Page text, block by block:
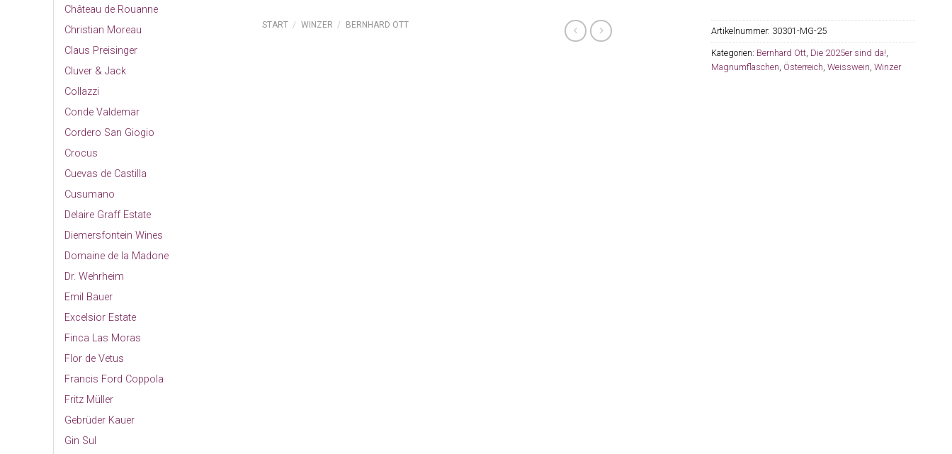
Château de Rouanne
Christian Moreau
Claus Preisinger
Cluver & Jack
Collazzi
Conde Valdemar
Cordero San Giogio
Crocus
Cuevas de Castilla
Cusumano
Delaire Graff Estate
Diemersfontein Wines
Domaine de la Madone
Dr. Wehrheim
Emil Bauer
Excelsior Estate
Finca Las Moras
Flor de Vetus
Francis Ford Coppola
Fritz Müller
Gebrüder Kauer
Gin Sul
START / WINZER / BERNHARD OTT
Artikelnummer: 30301-MG-25
Kategorien: Bernhard Ott, Die 2025er sind da!,
Magnumflaschen, Österreich,Weisswein,Winzer